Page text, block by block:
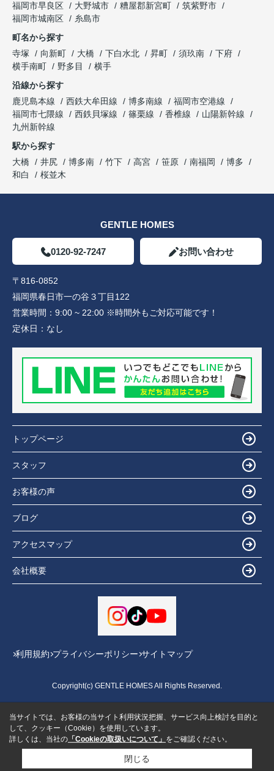
福岡市早良区
大野城市 糟屋郡新宮町
筑紫野市
福岡市城南区
糸島市
町名から探す
寺塚
向新町 大橋 下白水北 昇町 須玖南
下府
横手南町
野多目
横手
沿線から探す
鹿児島本線
西鉄大牟田線 博多南線
福岡市空港線
福岡市七隈線
西鉄貝塚線 篠栗線 香椎線
山陽新幹線
九州新幹線
駅から探す
大橋
井尻 博多南 竹下 高宮 笹原 南福岡
博多
和白
桜並木
GENTLE HOMES
0120-92-7247 お問い合わせ
〒816-0852
福岡県春日市一の谷３丁目122
営業時間： 9:00 ~ 22:00 ※時間外もご対応可能です！
定休日： なし
トップページ
スタッフ
お客様の声
ブログ
アクセスマップ
会社概要
利用規約 プライバシーポリシー サイトマップ
Copyright(c) GENTLE HOMES All Rights Reserved.
当サイトでは、お客様の当サイト利用状況把握、サービス向上検討を目的と
して、クッキー（Cookie）を使用しています。
詳しくは、当社の 「Cookieの取扱いについて」 をご確認ください。
閉じる